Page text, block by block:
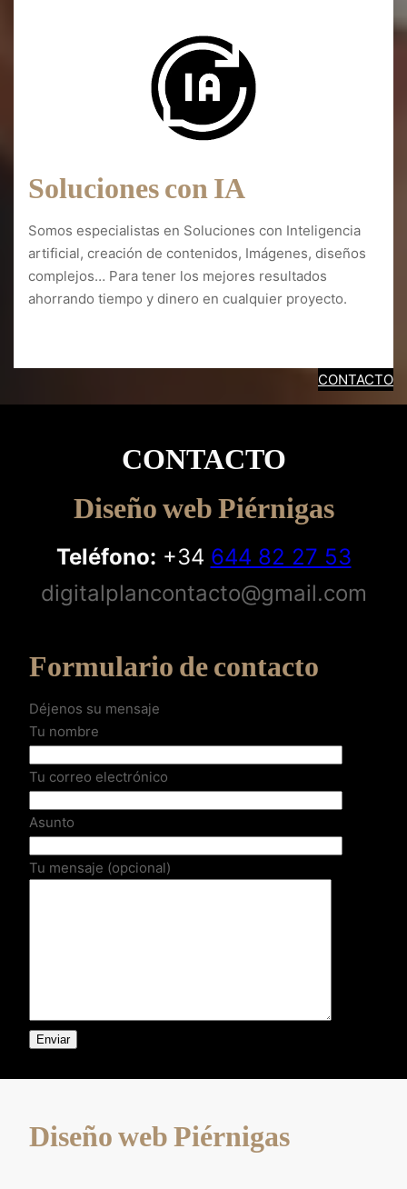
Soluciones con IA
Somos especialistas en Soluciones con Inteligencia
artificial, creación de contenidos, Imágenes, diseños
complejos… Para tener los mejores resultados
ahorrando tiempo y dinero en cualquier proyecto.
CONTACTO
CONTACTO
Diseño web Piérnigas
Teléfono: +34 644 82 27 53
digitalplancontacto@gmail.com
Formulario de contacto
Déjenos su mensaje
Tu nombre
Tu correo electrónico
Asunto
Tu mensaje (opcional)
Diseño web Piérnigas